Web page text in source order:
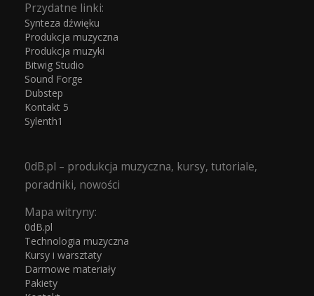
Przydatne linki:
Synteza dźwięku
Produkcja muzyczna
Produkcja muzyki
Bitwig Studio
Sound Forge
Dubstep
Kontakt 5
Sylenth1
0dB.pl – produkcja muzyczna, kursy, tutoriale,
poradniki, nowości
Mapa witryny:
0dB.pl
Technologia muzyczna
Kursy i warsztaty
Darmowe materiały
Pakiety